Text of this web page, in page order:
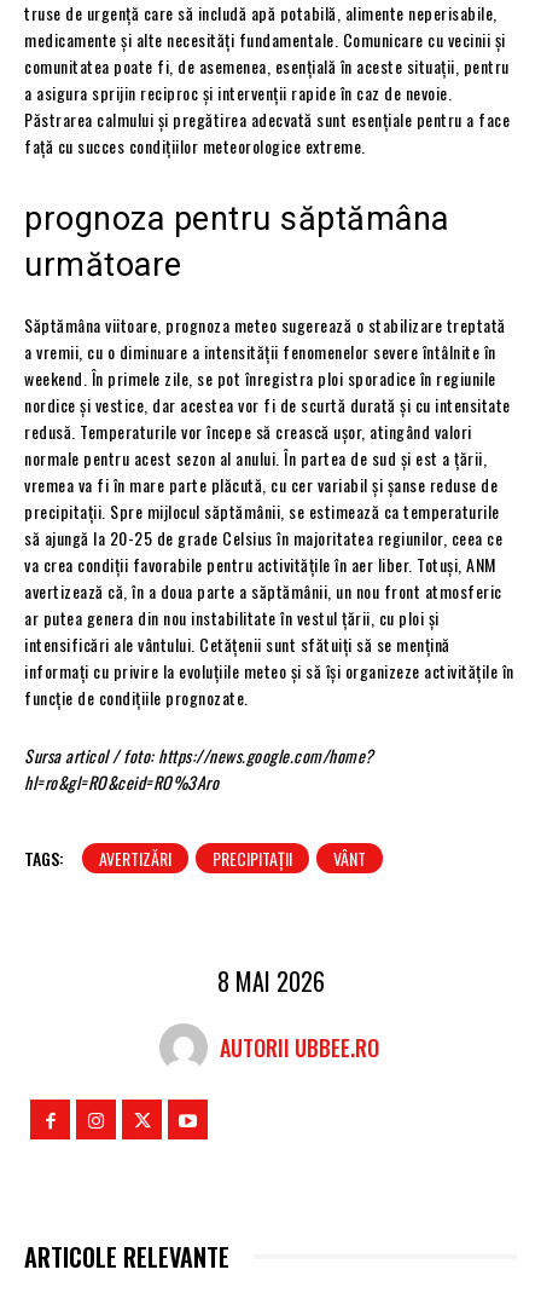
truse de urgență care să includă apă potabilă, alimente neperisabile,
medicamente și alte necesități fundamentale. Comunicare cu vecinii și
comunitatea poate fi, de asemenea, esențială în aceste situații, pentru
a asigura sprijin reciproc și intervenții rapide în caz de nevoie.
Păstrarea calmului și pregătirea adecvată sunt esențiale pentru a face
față cu succes condițiilor meteorologice extreme.
prognoza pentru săptămâna
următoare
Săptămâna viitoare, prognoza meteo sugerează o stabilizare treptată
a vremii, cu o diminuare a intensității fenomenelor severe întâlnite în
weekend. În primele zile, se pot înregistra ploi sporadice în regiunile
nordice și vestice, dar acestea vor fi de scurtă durată și cu intensitate
redusă. Temperaturile vor începe să crească ușor, atingând valori
normale pentru acest sezon al anului. În partea de sud și est a țării,
vremea va fi în mare parte plăcută, cu cer variabil și șanse reduse de
precipitații. Spre mijlocul săptămânii, se estimează ca temperaturile
să ajungă la 20-25 de grade Celsius în majoritatea regiunilor, ceea ce
va crea condiții favorabile pentru activitățile în aer liber. Totuși, ANM
avertizează că, în a doua parte a săptămânii, un nou front atmosferic
ar putea genera din nou instabilitate în vestul țării, cu ploi și
intensificări ale vântului. Cetățenii sunt sfătuiți să se mențină
informați cu privire la evoluțiile meteo și să își organizeze activitățile în
funcție de condițiile prognozate.
Sursa articol / foto: https://news.google.com/home?
hl=ro&gl=RO&ceid=RO%3Aro
TAGS: AVERTIZĂRI PRECIPITAȚII VÂNT
8 MAI 2026
AUTORII UBBEE.RO
ARTICOLE RELEVANTE